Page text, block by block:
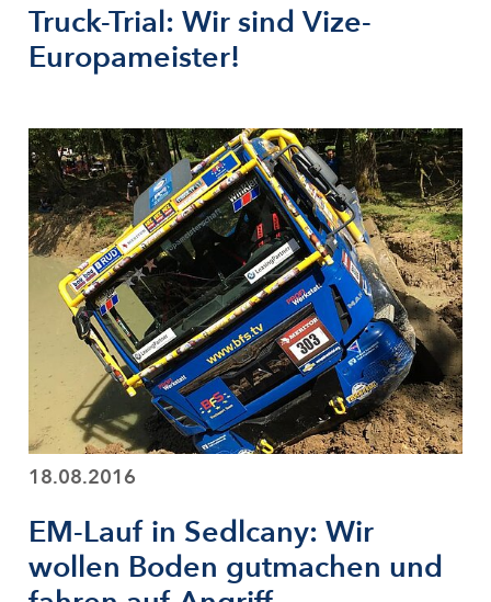
Truck-Trial: Wir sind Vize-
Europameister!
18.08.2016
EM-Lauf in Sedlcany: Wir
wollen Boden gutmachen und